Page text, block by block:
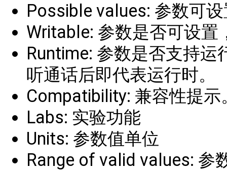
Possible values: 参数可
Writable: 参数是否可设
Runtime: 参数是否支持
听通话后即代表运行时。
Compatibility: 兼容性提示
Labs: 实验功能
Units: 参数值单位
Range of valid values: 参